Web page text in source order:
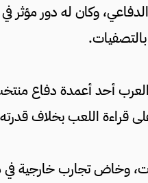
وكان له دور مؤثر
أحد أعمدة دفاع
قراءة اللعب بخلاف
وخاض تجارب خارجية في